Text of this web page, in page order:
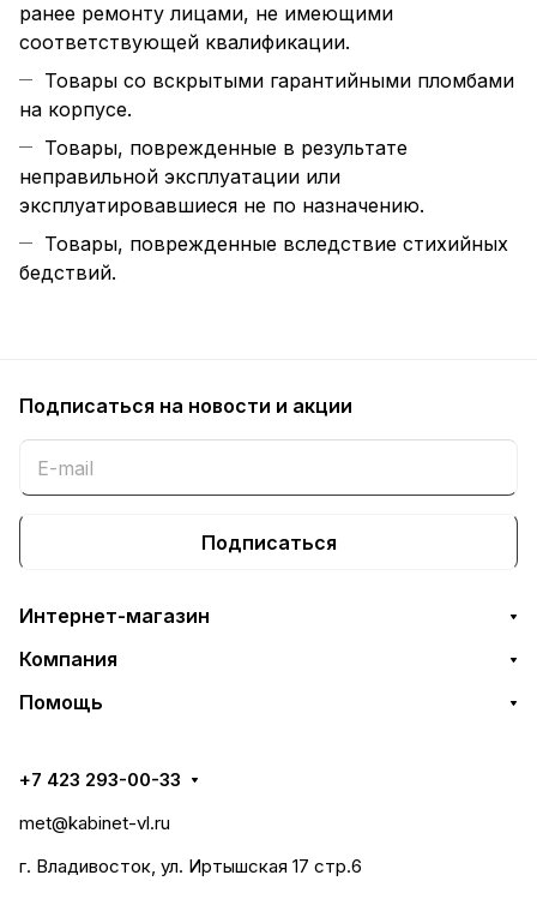
ранее ремонту лицами, не имеющими
соответствующей квалификации.
Товары со вскрытыми гарантийными пломбами
на корпусе.
Товары, поврежденные в результате
неправильной эксплуатации или
эксплуатировавшиеся не по назначению.
Товары, поврежденные вследствие стихийных
бедствий.
Подписаться на новости и акции
Подписаться
Интернет-магазин
Компания
Помощь
+7 423 293-00-33
met@kabinet-vl.ru
г. Владивосток, ул. Иртышская 17 стр.6